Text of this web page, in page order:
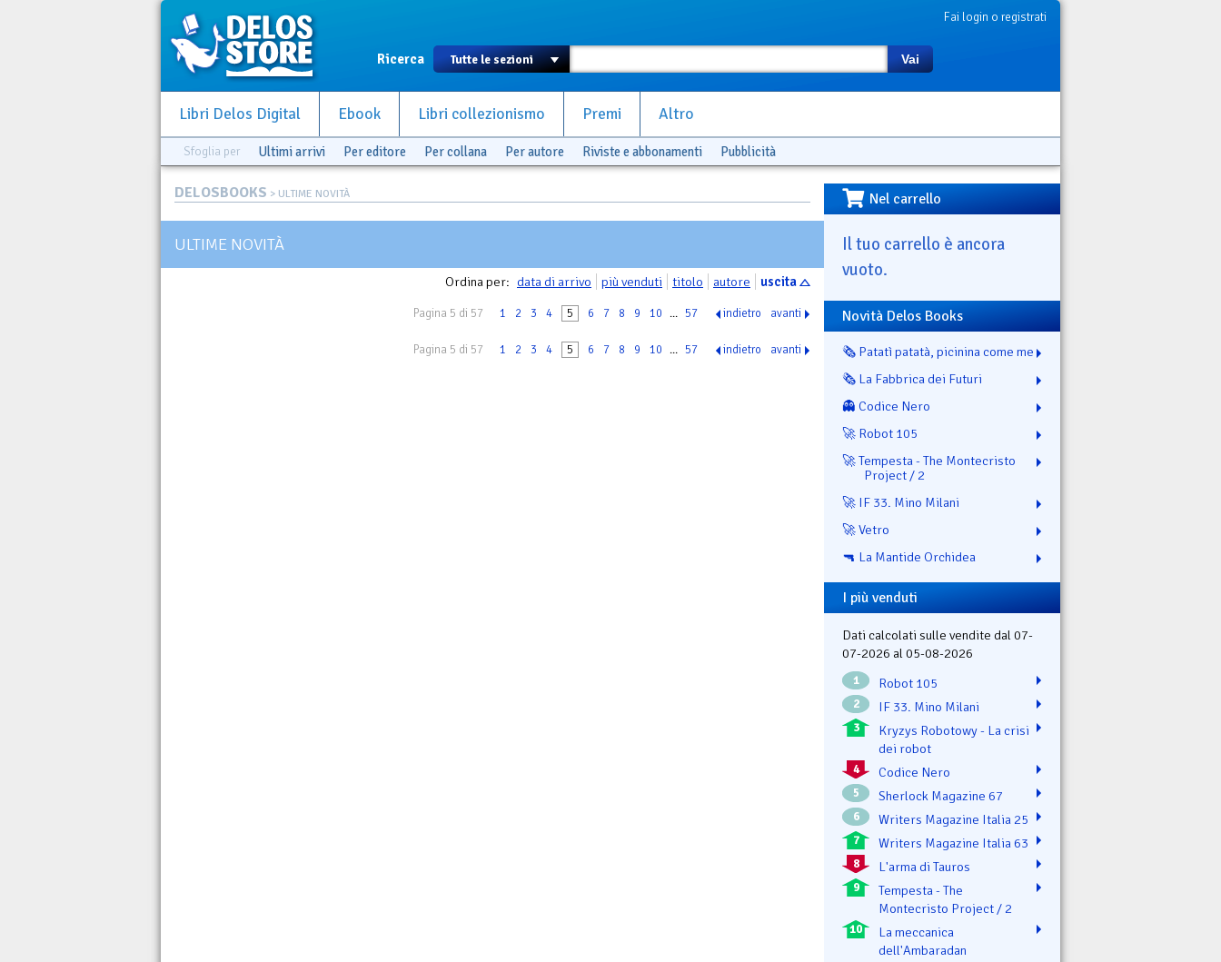
Fai login o registrati
Ricerca Vai
Libri Delos Digital Ebook Libri collezionismo Premi Altro
Sfoglia per Ultimi arrivi Per editore Per collana Per autore Riviste e abbonamenti Pubblicità
DELOSBOOKS > ULTIME NOVITÀ
ULTIME NOVITÀ
Ordina per: data di arrivo più venduti titolo autore uscita
Pagina 5 di 57 1 2 3 4 5 6 7 8 9 10 ... 57 indietro avanti
Pagina 5 di 57 1 2 3 4 5 6 7 8 9 10 ... 57 indietro avanti
Nel carrello
Il tuo carrello è ancora
vuoto.
Novità Delos Books
🗞️ Patatì patatà, picinina come me
🗞️ La Fabbrica dei Futuri
👻 Codice Nero
🚀 Robot 105
🚀 Tempesta - The Montecristo
Project / 2
🚀 IF 33. Mino Milani
🚀 Vetro
🔫 La Mantide Orchidea
I più venduti
Dati calcolati sulle vendite dal 07-
07-2026 al 05-08-2026
1 Robot 105
2 IF 33. Mino Milani
3
Kryzys Robotowy - La crisi
dei robot
4 Codice Nero
5 Sherlock Magazine 67
6 Writers Magazine Italia 25
7 Writers Magazine Italia 63
8 L'arma di Tauros
9
Tempesta - The
Montecristo Project / 2
10
La meccanica
dell'Ambaradan